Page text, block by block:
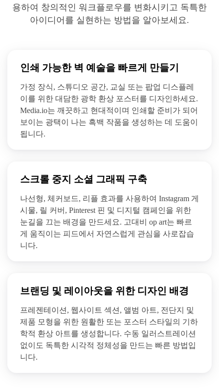
용하여 창의적인 워크플로우를 변화시키고 독특한
아이디어를 실현하는 방법을 알아보세요.
인쇄 가능한 벽 예술을 빠르게 만들기
가정 장식, 스튜디오 공간, 교실 또는 팝업 디스플레
이를 위한 대담한 광학 환상 포스터를 디자인하세요.
Media.io는 깨끗하고 현대적이며 인쇄할 준비가 되어
보이는 광택이 나는 흑백 작품을 생성하는 데 도움이
됩니다.
스크롤 중지 소셜 그래픽 구축
나선형, 체커보드, 리플 효과를 사용하여 Instagram 게
시물, 릴 커버, Pinterest 핀 및 디지털 캠페인을 위한
눈길을 끄는 배경을 만드세요. 고대비 op art는 빠르
게 움직이는 피드에서 자연스럽게 관심을 사로잡습
니다.
브랜딩 및 레이아웃을 위한 디자인 배경
프레젠테이션, 웹사이트 섹션, 앨범 아트, 전단지 및
제품 모형을 위한 원활한 또는 포스터 스타일의 기하
학적 환상 아트를 생성합니다. 수동 일러스트레이션
없이도 독특한 시각적 정체성을 만드는 빠른 방법입
니다.